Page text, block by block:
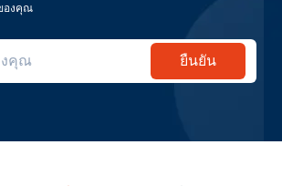
องคุณ
ยืนยัน